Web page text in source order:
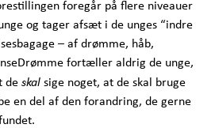
foregår på flere niveauer
og tager afsæt i de unges “indre
– af drømme, håb,
fortæller aldrig de unge,
de skal sige noget, at de skal bruge
en del af den forandring, de gerne